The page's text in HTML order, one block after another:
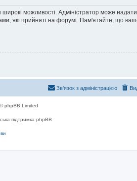
можливості. Адміністратор може
які прийняті на форумі. Пам'ятайте, що
Зв'язок з адміністрацією
phpBB Limited
підтримка phpBB